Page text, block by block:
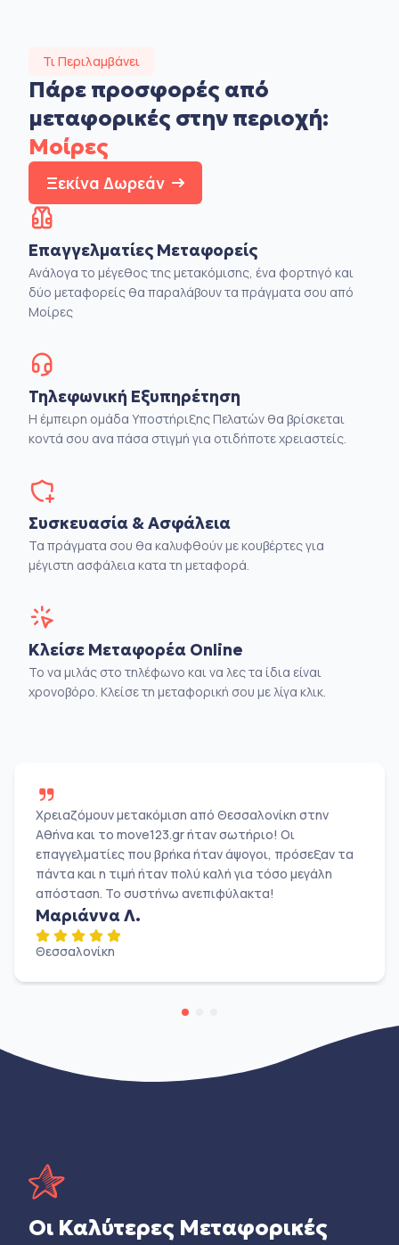
Τι Περιλαμβάνει
Πάρε προσφορές από
μεταφορικές στην περιοχή:
Μοίρες
Ξεκίνα Δωρεάν
Επαγγελματίες Μεταφορείς
Ανάλογα το μέγεθος της μετακόμισης, ένα φορτηγό και
δύο μεταφορείς θα παραλάβουν τα πράγματα σου από
Μοίρες
Τηλεφωνική Εξυπηρέτηση
Η έμπειρη ομάδα Υποστήριξης Πελατών θα βρίσκεται
κοντά σου ανα πάσα στιγμή για οτιδήποτε χρειαστείς.
Συσκευασία & Ασφάλεια
Τα πράγματα σου θα καλυφθούν με κουβέρτες για
μέγιστη ασφάλεια κατα τη μεταφορά.
Κλείσε Μεταφορέα Online
Το να μιλάς στο τηλέφωνο και να λες τα ίδια είναι
χρονοβόρο. Κλείσε τη μεταφορική σου με λίγα κλικ.
Χρειαζόμουν μετακόμιση από Θεσσαλονίκη στην
Αθήνα και το move123.gr ήταν σωτήριο! Οι
επαγγελματίες που βρήκα ήταν άψογοι, πρόσεξαν τα
πάντα και η τιμή ήταν πολύ καλή για τόσο μεγάλη
απόσταση. Το συστήνω ανεπιφύλακτα!
Μαριάννα Λ.
Θεσσαλονίκη
Οι Καλύτερες Μεταφορικές